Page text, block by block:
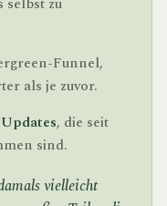
Funnel,
als je zuvor.
, die seit
sind.
vielleicht